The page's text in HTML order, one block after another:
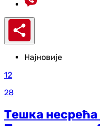
Најновије
12
28
Тешка несрећа